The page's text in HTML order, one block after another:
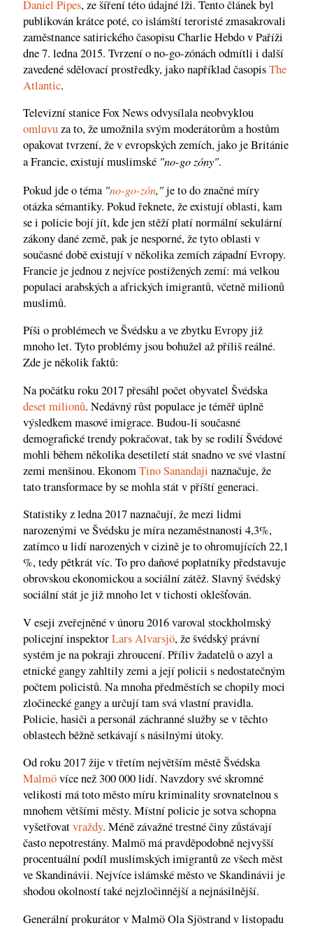
Daniel Pipes, ze šíření této údajné lži. Tento článek byl
publikován krátce poté, co islámští teroristé zmasakrovali
zaměstnance satirického časopisu Charlie Hebdo v Paříži
dne 7. ledna 2015. Tvrzení o no-go-zónách odmítli i další
zavedené sdělovací prostředky, jako například časopisThe
Atlantic.
Televizní stanice Fox News odvysílala neobvyklou
omluvuza to, že umožnila svým moderátorům a hostům
opakovat tvrzení, že v evropských zemích, jako je Británie
a Francie, existují muslimské "no-go zóny".
Pokud jde o téma "no-go-zón,"je to do značné míry
otázka sémantiky. Pokud řeknete, že existují oblasti, kam
se i policie bojí jít, kde jen stěží platí normální sekulární
zákony dané země, pak je nesporné, že tyto oblasti v
současné době existují v několika zemích západní Evropy.
Francie je jednou z nejvíce postižených zemí: má velkou
populaci arabských a afrických imigrantů, včetně milionů
muslimů.
Píši o problémech ve Švédsku a ve zbytku Evropy již
mnoho let. Tyto problémy jsou bohužel až příliš reálné.
Zde je několik faktů:
Na počátku roku 2017 přesáhl počet obyvatel Švédska
deset milionů. Nedávný růst populace je téměř úplně
výsledkem masové imigrace. Budou-li současné
demografické trendy pokračovat, tak by se rodilí Švédové
mohli během několika desetiletí stát snadno ve své vlastní
zemi menšinou. EkonomTino Sanandaji naznačuje, že
tato transformace by se mohla stát v příští generaci.
Statistiky z ledna 2017 naznačují, že mezi lidmi
narozenými ve Švédsku je míra nezaměstnanosti 4,3%,
zatímco u lidí narozených v cizině je to ohromujících 22,1
%, tedy pětkrát víc. To pro daňové poplatníky představuje
obrovskou ekonomickou a sociální zátěž. Slavný švédský
sociální stát je již mnoho let v tichosti oklešťován.
V eseji zveřejněné v únoru 2016 varoval stockholmský
policejní inspektorLars Alvarsjö, že švédský právní
systém je na pokraji zhroucení. Příliv žadatelů o azyl a
etnické gangy zahltily zemi a její policii s nedostatečným
počtem policistů. Na mnoha předměstích se chopily moci
zločinecké gangy a určují tam svá vlastní pravidla.
Policie, hasiči apersonál záchranné službyse v těchto
oblastech běžně setkávají s násilnými útoky.
Od roku 2017 žije v třetím největším městě Švédska
Malmövíce než 300 000 lidí. Navzdory své skromné
velikosti má toto město míru kriminality srovnatelnou s
mnohem většími městy. Místní policie je sotva schopna
vyšetřovatvraždy. Méně závažné trestné činy zůstávají
často nepotrestány. Malmö má pravděpodobně nejvyšší
procentuální podíl muslimských imigrantů ze všech měst
ve Skandinávii. Nejvíce islámské město ve Skandinávii je
shodou okolností také nejzločinnější a nejnásilnější.
Generální prokurátor v Malmö Ola Sjöstrand v listopadu